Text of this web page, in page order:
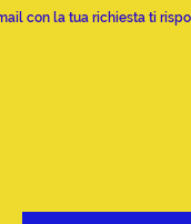
con la tua richiesta ti